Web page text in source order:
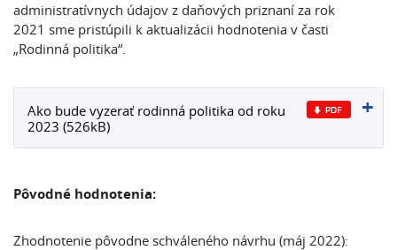
administratívnych údajov z daňových priznaní za rok
2021 sme pristúpili k aktualizácii hodnotenia v časti
„Rodinná politika“.
Ako bude vyzerať rodinná politika od roku
2023 (526kB)
Pôvodné hodnotenia:
Zhodnotenie pôvodne schváleného návrhu (máj 2022):